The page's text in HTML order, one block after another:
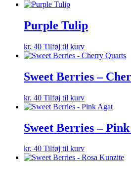
Purple Tulip
kr. 40 Tilføj til kurv
Sweet Berries –
kr. 40 Tilføj til kurv
Sweet Berries –
kr. 40 Tilføj til kurv